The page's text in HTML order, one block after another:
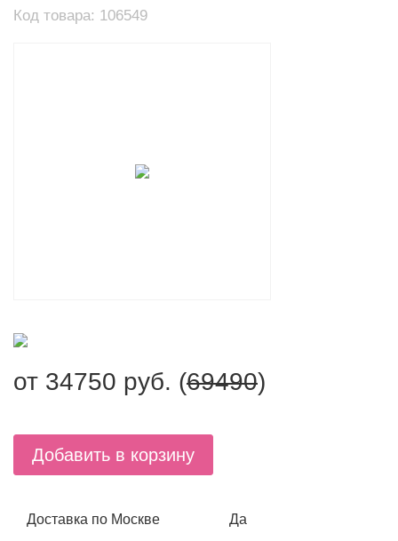
Код товара: 106549
от 34750 руб. (69490)
Добавить в корзину
Доставка по Москве Да